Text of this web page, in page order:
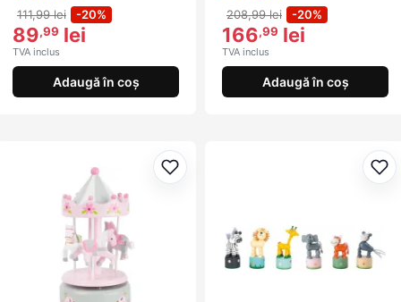
111,99 lei -20%
89,99 lei
TVA inclus
Adaugă în coș
208,99 lei -20%
166,99 lei
TVA inclus
Adaugă în coș
Adaugă la favorite